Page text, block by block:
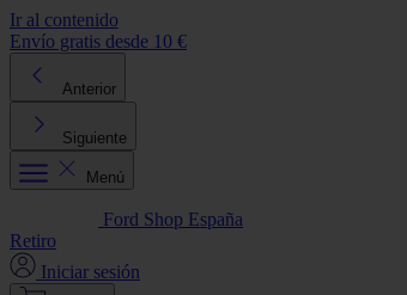
Ir al contenido
Envío gratis desde 10 €
Anterior
Siguiente
Menú
Ford Shop España
Retiro
Iniciar sesión